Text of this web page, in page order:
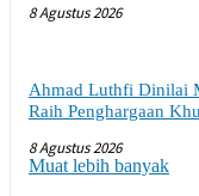
8 Agustus 2026
Ahmad Luthfi Dinilai
Raih Penghargaan
8 Agustus 2026
Muat lebih banyak